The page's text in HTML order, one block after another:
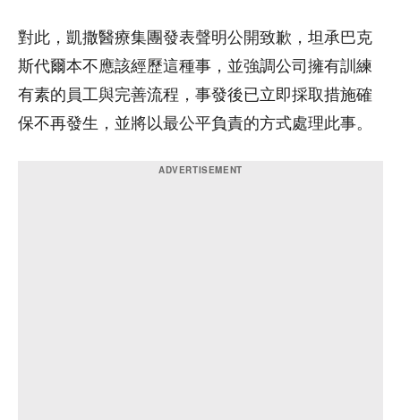
對此，凱撒醫療集團發表聲明公開致歉，坦承巴克
斯代爾本不應該經歷這種事，並強調公司擁有訓練
有素的員工與完善流程，事發後已立即採取措施確
保不再發生，並將以最公平負責的方式處理此事。